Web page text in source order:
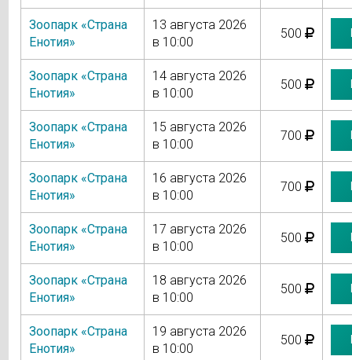
Зоопарк «Страна
Енотия»
13 августа 2026
в 10:00
500
Зоопарк «Страна
Енотия»
14 августа 2026
в 10:00
500
Зоопарк «Страна
Енотия»
15 августа 2026
в 10:00
700
Зоопарк «Страна
Енотия»
16 августа 2026
в 10:00
700
Зоопарк «Страна
Енотия»
17 августа 2026
в 10:00
500
Зоопарк «Страна
Енотия»
18 августа 2026
в 10:00
500
Зоопарк «Страна
Енотия»
19 августа 2026
в 10:00
500